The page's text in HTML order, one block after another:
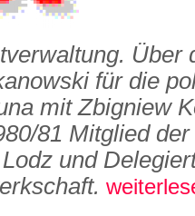
Über
für die
mit Zbigniew
81 Mitglied
und